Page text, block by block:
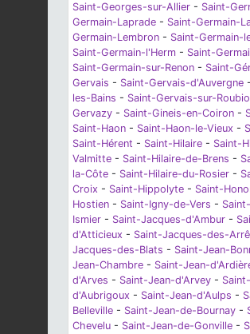
Saint-Georges-sur-Allier - Saint-
Germain-Laprade - Saint-Germain-
Germain-Lembron - Saint-Germain-
Saint-Germain-l'Herm - Saint-
Saint-Germain-sur-Renon - Saint-
Gervais - Saint-Gervais-d'Auvergne -
les-Bains - Saint-Gervais-sur-
Gervazy - Saint-Gineis-en-Coiron -
Saint-Haon - Saint-Haon-le-Vieux -
Saint-Hérent - Saint-Hilaire - Saint-
Valmitte - Saint-Hilaire-de-Brens -
la-Côte - Saint-Hilaire-du-Rosier -
Croix - Saint-Hippolyte - Saint-
Hostien - Saint-Igny-de-Vers -
Ismier - Saint-Jacques-d'Ambur -
d'Atticieux - Saint-Jacques-des-
Jacques-des-Blats - Saint-Jean-
Jean-Chambre - Saint-Jean-
d'Arves - Saint-Jean-d'Arvey -
d'Aubrigoux - Saint-Jean-d'Aulps -
Belleville - Saint-Jean-de-Bournay -
Chevelu - Saint-Jean-de-Gonville -